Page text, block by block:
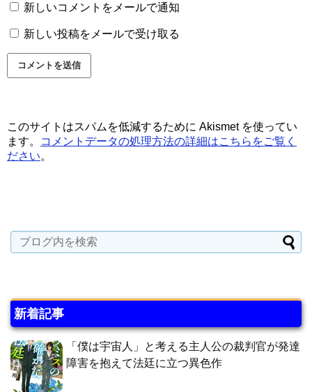
新しいコメントをメールで通知
新しい投稿をメールで受け取る
このサイトはスパムを低減するために Akismet を使ってい
ます。
コメントデータの処理方法の詳細はこちらをご覧く
ださい。
新着記事
「僕は宇宙人」と考える主人公の裁判官が発達
障害を抱えて法廷に立つ異色作